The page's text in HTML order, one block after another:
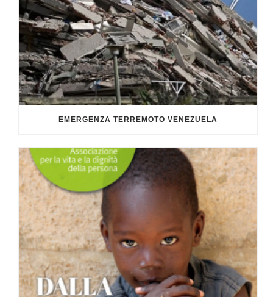
EMERGENZA TERREMOTO VENEZUELA